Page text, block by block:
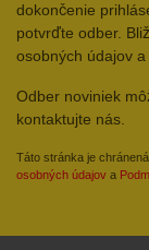
dokončenie
potvrďte odber.
osobných údajov
Odber noviniek
kontaktujte nás.
Táto stránka je
osobných údajov a